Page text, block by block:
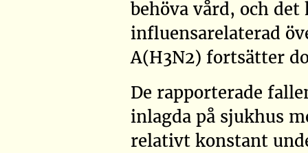
behöva vård, och
influensarelaterad
A(H3N2) fortsätter
De rapporterade
inlagda på sjukhus
relativt konstant